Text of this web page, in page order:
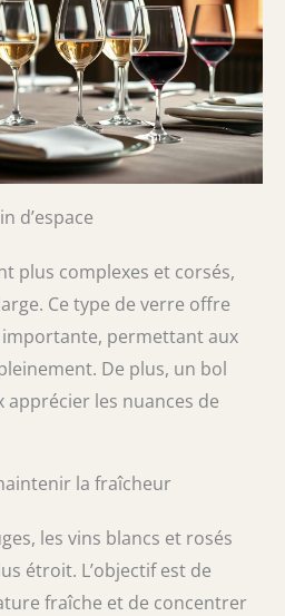
d’espace
plus complexes et corsés,
Ce type de verre offre
importante, permettant aux
De plus, un bol
apprécier les nuances de
la fraîcheur
les vins blancs et rosés
étroit. L’objectif est de
fraîche et de concentrer